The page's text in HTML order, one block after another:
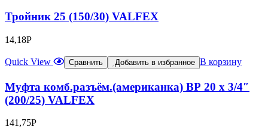
Тройник 25 (150/30) VALFEX
14,18Р
Quick View Сравнить Добавить в избранное В корзину
Муфта комб.разъём.(американка) ВР 20 х 3/4″
(200/25) VALFEX
141,75Р